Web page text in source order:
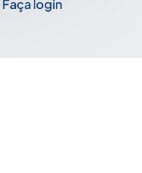
Faça login